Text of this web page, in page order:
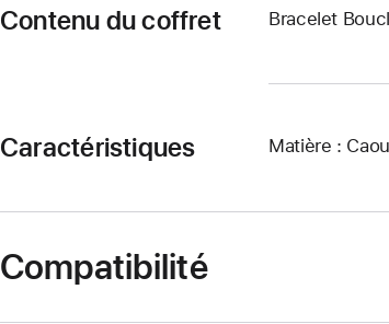
Contenu du coffret Bracelet
Caractéristiques Matière :
Compatibilité